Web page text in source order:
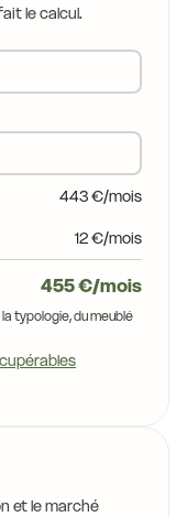
14,0 €
14,0 €
14,0 €
14,0 €
le calcul.
443 €/mois
12 €/mois
455 €/mois
typologie, du meublé
et le marché